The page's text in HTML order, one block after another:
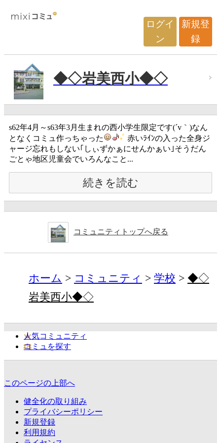
ログイ
ン
新規登
録
◆◇岩美西小◆◇
s62年4月～s63年3月生まれの西小学生限定です(´v｀)なん
となくコミュ作っちゃった
赤いﾗｲﾝの入った全身ジ
ャージ忘れもしない｢しぃずかぁにせんかぁい｣そうだん
ごとゃ地区児童会でいろんなこと...
続きを読む
コミュニティトップへ戻る
ホーム コミュニティ 学校
◆◇
岩美西小◆◇
人気コミュニティ
コミュを探す
このページの上部へ
健全化の取り組み
プライバシーポリシー
新規登録
利用規約